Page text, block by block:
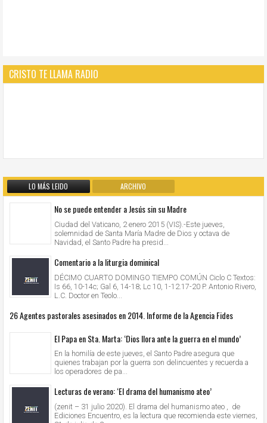
CRISTO TE LLAMA RADIO
LO MÁS LEIDO ARCHIVO
No se puede entender a Jesús sin su Madre
Ciudad del Vaticano, 2 enero 2015 (VIS).-Este jueves,
solemnidad de Santa María Madre de Dios y octava de
Navidad, el Santo Padre ha presid...
Comentario a la liturgia dominical
DÉCIMO CUARTO DOMINGO TIEMPO COMÚN Ciclo C Textos:
Is 66, 10-14c; Gal 6, 14-18; Lc 10, 1-12.17-20 P. Antonio Rivero,
L.C. Doctor en Teolo...
26 Agentes pastorales asesinados en 2014. Informe de la Agencia Fides
El Papa en Sta. Marta: ‘Dios llora ante la guerra en el mundo’
En la homilía de este jueves, el Santo Padre asegura que
quienes trabajan por la guerra son delincuentes y recuerda a
los operadores de pa...
Lecturas de verano: ‘El drama del humanismo ateo’
(zenit – 31 julio 2020). El drama del humanismo ateo , de
Ediciones Encuentro, es la lectura que recomienda este viernes,